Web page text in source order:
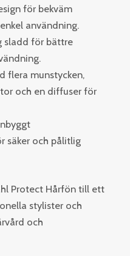
för bekväm
användning.
sladd för bättre
flera munstycken,
och en diffuser för
säker och pålitlig
Protect Hårfön till ett
stylister och
och